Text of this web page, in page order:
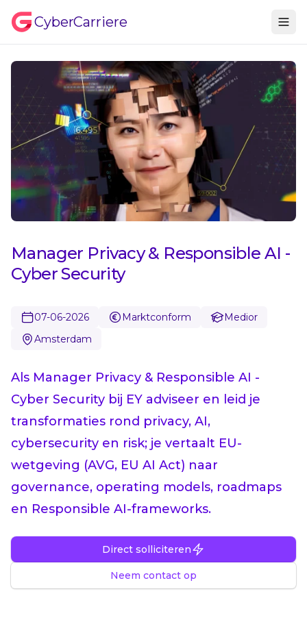
CyberCarriere
Manager Privacy & Responsible AI -
Cyber Security
07-06-2026 Marktconform
Medior
Amsterdam
Als Manager Privacy & Responsible AI -
Cyber Security bij EY adviseer en leid je
transformaties rond privacy, AI,
cybersecurity en risk; je vertaalt EU-
wetgeving (AVG, EU AI Act) naar
governance, operating models, roadmaps
en Responsible AI-frameworks.
Direct solliciteren
Neem contact op